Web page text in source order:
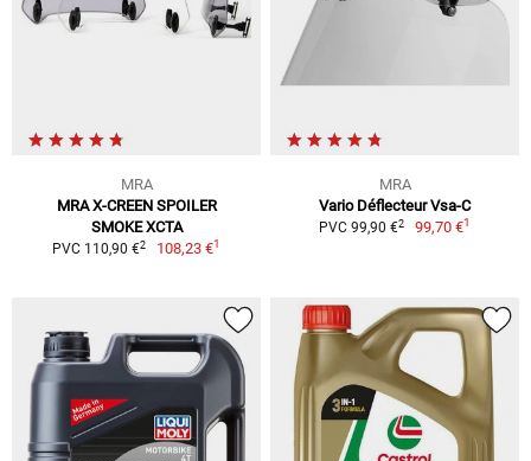
MRA
MRA X-CREEN SPOILER
SMOKE XCTA
PVC 110,90 €2 108,23 €1
MRA
Vario Déflecteur Vsa-C
PVC 99,90 €2 99,70 €1